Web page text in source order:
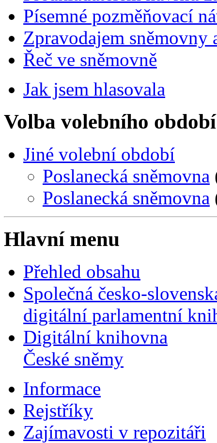
Písemné pozměňovací
Zpravodajem
Řeč ve sněmovně
Jak jsem hlasovala
Volba volebního období
Jiné volební období
Poslanecká sněmovna
Poslanecká sněmovna
Hlavní menu
Přehled obsahu
Společná česko-
digitální parlamentní
Digitální knihovna
České sněmy
Informace
Rejstříky
Zajímavosti v repozitáři